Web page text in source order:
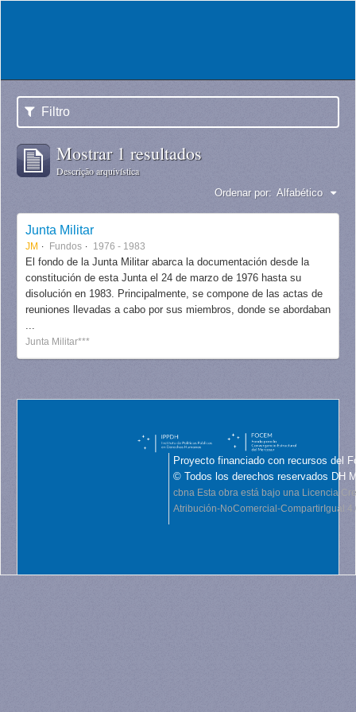
Filtro
Mostrar 1 resultados
Descrição arquivística
Ordenar por: Alfabético
Junta Militar
JM Fundos 1976 - 1983
El fondo de la Junta Militar abarca la documentación desde la
constitución de esta Junta el 24 de marzo de 1976 hasta su
disolución en 1983. Principalmente, se compone de las actas de
reuniones llevadas a cabo por sus miembros, donde se abordaban
...
Junta Militar***
Proyecto financiado con recursos del
© Todos los derechos reservados DH
cbna Esta obra está bajo una Licencia
Atribución-NoComercial-CompartirIgual